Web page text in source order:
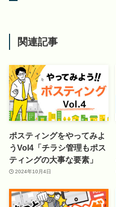
関連記事
ポスティングをやってみよ
うVol4「チラシ管理もポス
ティングの大事な要素」
2024年10月4日